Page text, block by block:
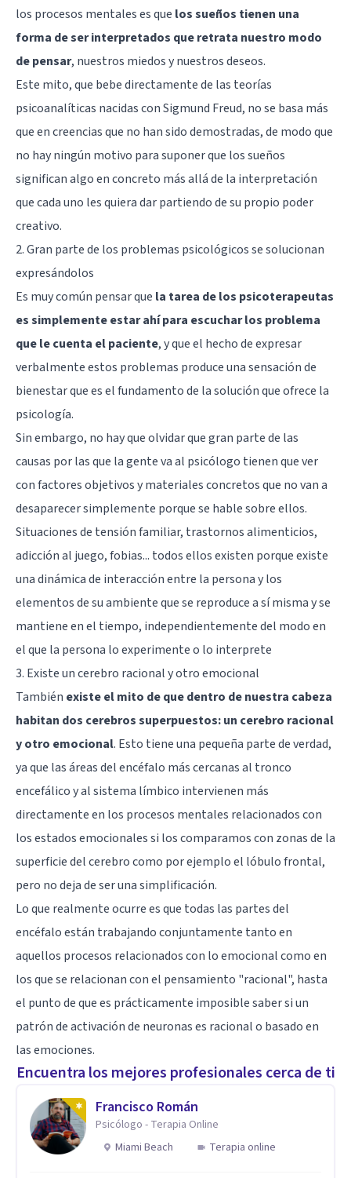
los procesos mentales es que los sueños tienen una
forma de ser interpretados que retrata nuestro modo
de pensar, nuestros miedos y nuestros deseos.
Este mito, que bebe directamente de las teorías
psicoanalíticas nacidas conSigmund Freud, no se basa más
que en creencias que no han sido demostradas, de modo que
no hay ningún motivo para suponer que los sueños
significan algo en concreto más allá de la interpretación
que cada uno les quiera dar partiendo de su propio poder
creativo.
2. Gran parte de los problemas psicológicos se solucionan
expresándolos
Es muy común pensar que la tarea de los psicoterapeutas
es simplemente estar ahí para escuchar los problema
que le cuenta el paciente, y que el hecho de expresar
verbalmente estos problemas produce una sensación de
bienestar que es el fundamento de la solución que ofrece la
psicología.
Sin embargo, no hay que olvidar que gran parte de las
causas por las que la gente va al psicólogo tienen que ver
con factores objetivos y materiales concretos que no van a
desaparecer simplemente porque se hable sobre ellos.
Situaciones de tensión familiar, trastornos alimenticios,
adicción al juego,fobias... todos ellos existen porque existe
una dinámica de interacción entre la persona y los
elementos de su ambiente que se reproduce a sí misma y se
mantiene en el tiempo, independientemente del modo en
el que la persona lo experimente o lo interprete
3. Existe un cerebro racional y otro emocional
También existe el mito de que dentro de nuestra cabeza
habitan dos cerebros superpuestos: un cerebro racional
y otro emocional. Esto tiene una pequeña parte de verdad,
ya que las áreas del encéfalo más cercanas al tronco
encefálicoy alsistema límbico intervienen más
directamente en los procesos mentales relacionados con
los estados emocionales si los comparamos con zonas de la
superficie del cerebro como por ejemplo el lóbulo frontal,
pero no deja de ser una simplificación.
Lo que realmente ocurre es que todas las partes del
encéfalo están trabajando conjuntamente tanto en
aquellos procesos relacionados con lo emocional como en
los que se relacionan con el pensamiento "racional", hasta
el punto de que es prácticamente imposible saber si un
patrón de activación de neuronases racional o basado en
las emociones.
Encuentra los mejores profesionales cerca de ti
Francisco Román
Psicólogo - Terapia Online
Miami Beach
Terapia online